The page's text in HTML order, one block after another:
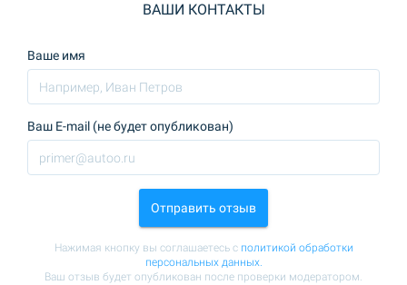
ВАШИ КОНТАКТЫ
Ваше имя
Ваш E-mail (не будет опубликован)
Отправить отзыв
Нажимая кнопку вы соглашаетесь с политикой обработки
персональных данных.
Ваш отзыв будет опубликован после проверки модератором.